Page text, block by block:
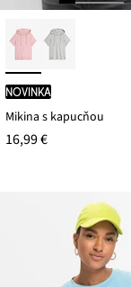
novinka
Mikina s kapucňou
16,99 €